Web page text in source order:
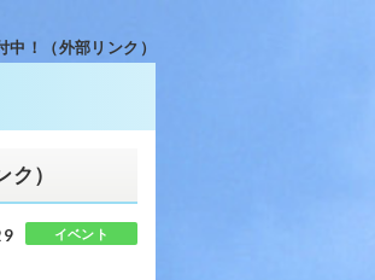
！（外部リンク）
）
イベント